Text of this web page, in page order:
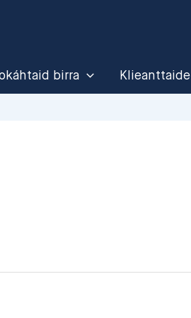
birra
Klieanttaide